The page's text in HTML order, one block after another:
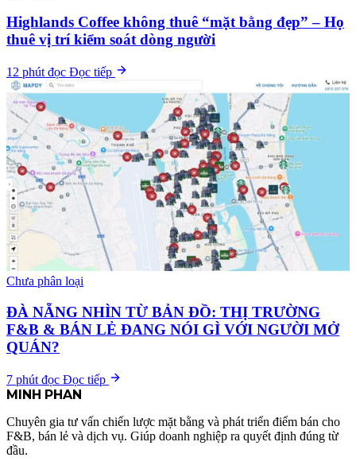
Highlands Coffee không thuê “mặt bằng đẹp” – Họ
thuê vị trí kiểm soát dòng người
12 phút đọc Đọc tiếp
Chưa phân loại
ĐÀ NẴNG NHÌN TỪ BẢN ĐỒ: THỊ TRƯỜNG
F&B & BÁN LẺ ĐANG NÓI GÌ VỚI NGƯỜI MỞ
QUÁN?
7 phút đọc Đọc tiếp
MINH PHAN
Chuyên gia tư vấn chiến lược mặt bằng và phát triển điểm bán cho
F&B, bán lẻ và dịch vụ. Giúp doanh nghiệp ra quyết định đúng từ
đầu.